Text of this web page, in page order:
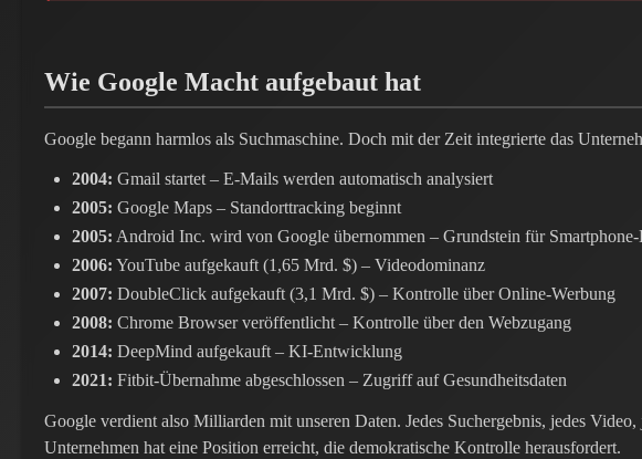
Wie Google Macht aufgebaut hat
Google begann harmlos als Suchmaschine. Doch mit der Zeit integrierte das
2004: Gmail startet – E-Mails werden automatisch analysiert
2005: Google Maps – Standorttracking beginnt
2005: Android Inc. wird von Google übernommen – Grundstein für
2006: YouTube aufgekauft (1,65 Mrd. $) – Videodominanz
2007: DoubleClick aufgekauft (3,1 Mrd. $) – Kontrolle über Online-Werbung
2008: Chrome Browser veröffentlicht – Kontrolle über den Webzugang
2014: DeepMind aufgekauft – KI-Entwicklung
2021: Fitbit-Übernahme abgeschlossen – Zugriff auf Gesundheitsdaten
Google verdient also Milliarden mit unseren Daten. Jedes Suchergebnis, jedes
Unternehmen hat eine Position erreicht, die demokratische Kontrolle herausfordert.